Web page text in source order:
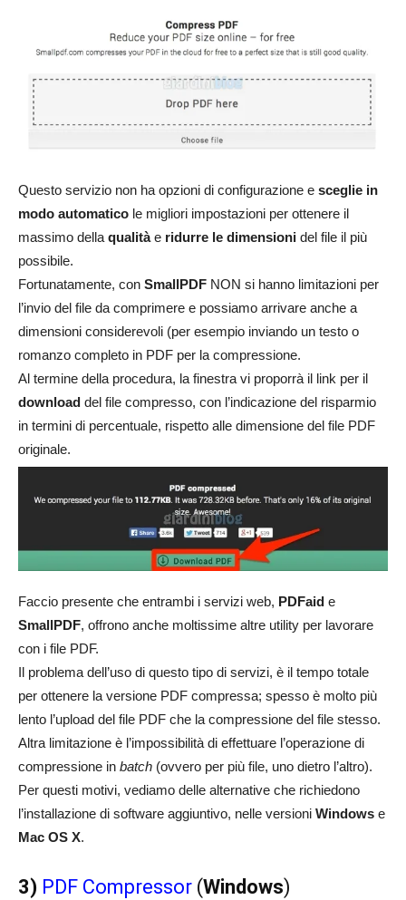
Questo servizio non ha opzioni di configurazione e sceglie in
modo automatico le migliori impostazioni per ottenere il
massimo della qualitàe ridurre le dimensioni del file il più
possibile.
Fortunatamente, con SmallPDF NON si hanno limitazioni per
l’invio del file da comprimere e possiamo arrivare anche a
dimensioni considerevoli (per esempio inviando un testo o
romanzo completo in PDF per la compressione.
Al termine della procedura, la finestra vi proporrà il link per il
download del file compresso, con l’indicazione del risparmio
in termini di percentuale, rispetto alle dimensione del file PDF
originale.
Faccio presente che entrambi i servizi web, PDFaid e
SmallPDF, offrono anche moltissime altre utility per lavorare
con i file PDF.
Il problema dell’uso di questo tipo di servizi, è il tempo totale
per ottenere la versione PDF compressa; spesso è molto più
lento l’upload del file PDF che la compressione del file stesso.
Altra limitazione è l’impossibilità di effettuare l’operazione di
compressione in batch (ovvero per più file, uno dietro l’altro).
Per questi motivi, vediamo delle alternative che richiedono
l’installazione di software aggiuntivo, nelle versioni Windows e
Mac OS X.
3) PDF Compressor (Windows)